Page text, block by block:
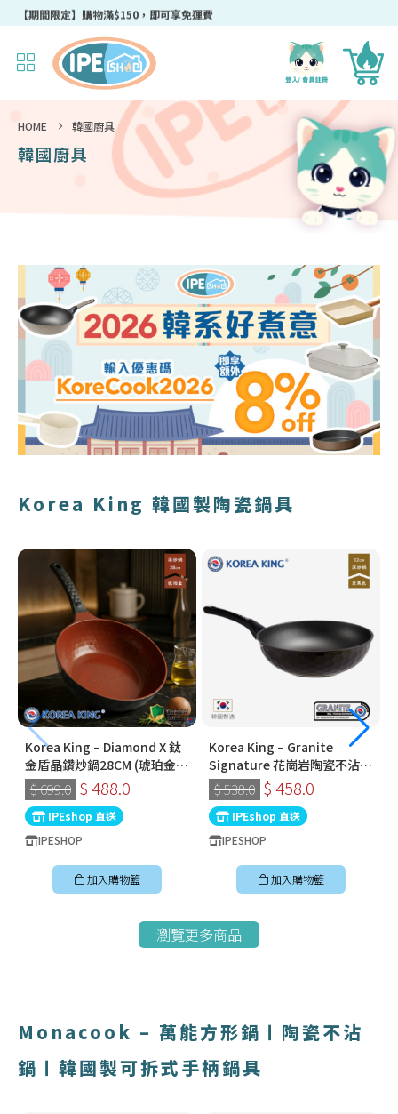
成為IPEshop會員，新會員即可獲得迎新$50購物優惠碼！
HOME 韓國廚具
韓國廚具
Korea King 韓國製陶瓷鍋具
Korea King – Diamond X 鈦
金盾晶鑽炒鍋28CM (琥珀金) |
韓國製易潔鑊 (連蓋)
$ 699.0 $ 488.0
IPEshop 直送
IPESHOP
加入購物籃
Korea King – Granite
Signature 花崗岩陶瓷不沾鍋
〡32cm深炒鍋 〡經典炭黑色
〡韓國製易潔鑊
$ 538.0 $ 458.0
IPEshop 直送
IPESHOP
加入購物籃
瀏覽更多商品
Monacook – 萬能方形鍋〡陶瓷不沾
鍋〡韓國製可拆式手柄鍋具